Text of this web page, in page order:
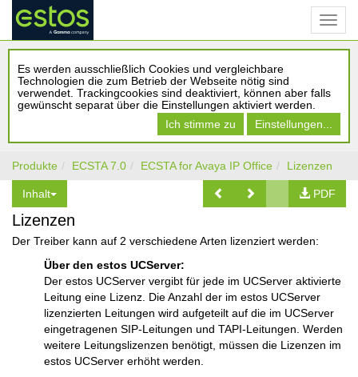
Es werden ausschließlich Cookies und vergleichbare
Technologien die zum Betrieb der Webseite nötig sind
verwendet. Trackingcookies sind deaktiviert, können aber falls
gewünscht separat über die Einstellungen aktiviert werden.
Ich stimme zu
Einstellungen...
Produkte ECSTA 7.0 ECSTA for Avaya IP Office Lizenzen
Inhalt PDF
Lizenzen
Der Treiber kann auf 2 verschiedene Arten lizenziert werden:
Über den estos UCServer:
Der estos UCServer vergibt für jede im UCServer aktivierte
Leitung eine Lizenz. Die Anzahl der im estos UCServer
lizenzierten Leitungen wird aufgeteilt auf die im UCServer
eingetragenen SIP-Leitungen und TAPI-Leitungen. Werden
weitere Leitungslizenzen benötigt, müssen die Lizenzen im
estos UCServer erhöht werden.